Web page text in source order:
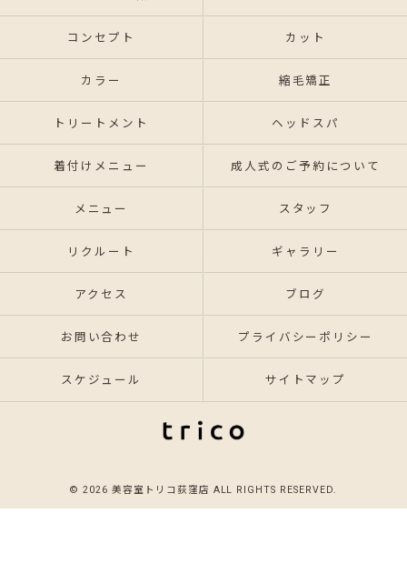
コンセプト カット
カラー 縮毛矯正
トリートメント ヘッドスパ
着付けメニュー 成人式のご予約について
メニュー スタッフ
リクルート ギャラリー
アクセス ブログ
お問い合わせ プライバシーポリシー
スケジュール サイトマップ
© 2026 美容室トリコ荻窪店 ALL RIGHTS RESERVED.